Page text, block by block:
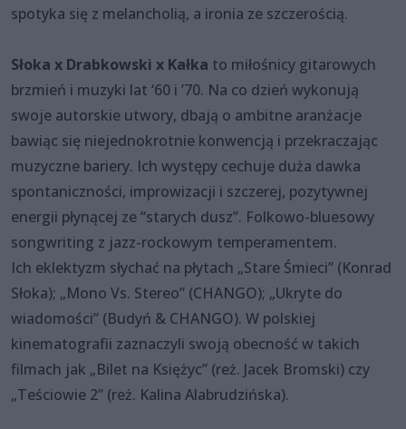
spotyka się z melancholią, a ironia ze szczerością.
Słoka x Drabkowski x Kałka to miłośnicy gitarowych
brzmień i muzyki lat ‘60 i ’70. Na co dzień wykonują
swoje autorskie utwory, dbają o ambitne aranżacje
bawiąc się niejednokrotnie konwencją i przekraczając
muzyczne bariery. Ich występy cechuje duża dawka
spontaniczności, improwizacji i szczerej, pozytywnej
energii płynącej ze “starych dusz”. Folkowo-bluesowy
songwriting z jazz-rockowym temperamentem.
Ich eklektyzm słychać na płytach „Stare Śmieci” (Konrad
Słoka); „Mono Vs. Stereo” (CHANGO); „Ukryte do
wiadomości” (Budyń & CHANGO). W polskiej
kinematografii zaznaczyli swoją obecność w takich
filmach jak „Bilet na Księżyc” (reż. Jacek Bromski) czy
„Teściowie 2” (reż. Kalina Alabrudzińska).